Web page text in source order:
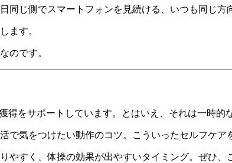
同じ側でスマートフォンを見続ける、いつも同じ
ます。
のです。
得をサポートしています。とはいえ、それは一時的
で気をつけたい動作のコツ。こういったセルフケア
やすく、体操の効果が出やすいタイミング。ぜひ、